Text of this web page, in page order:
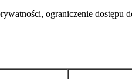
ograniczenie